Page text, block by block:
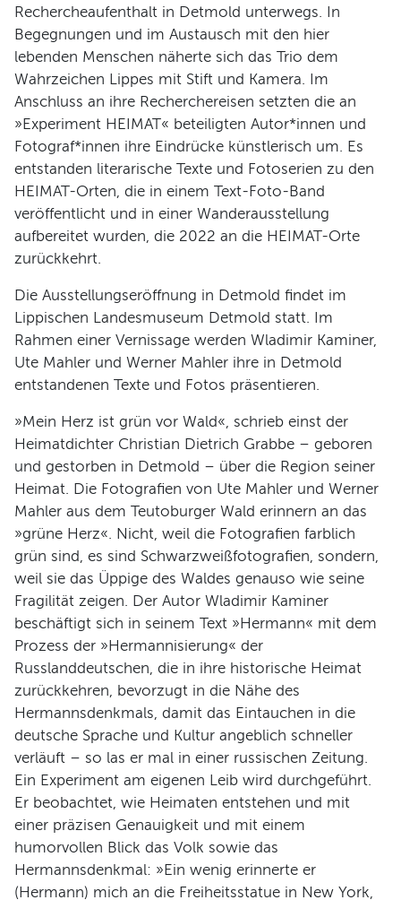
Rechercheaufenthalt in Detmold unterwegs. In
Begegnungen und im Austausch mit den hier
lebenden Menschen näherte sich das Trio dem
Wahrzeichen Lippes mit Stift und Kamera. Im
Anschluss an ihre Recherchereisen setzten die an
»Experiment HEIMAT« beteiligten Autor*innen und
Fotograf*innen ihre Eindrücke künstlerisch um. Es
entstanden literarische Texte und Fotoserien zu den
HEIMAT-Orten, die in einem Text-Foto-Band
veröffentlicht und in einer Wanderausstellung
aufbereitet wurden, die 2022 an die HEIMAT-Orte
zurückkehrt.
Die Ausstellungseröffnung in Detmold findet im
Lippischen Landesmuseum Detmold statt. Im
Rahmen einer Vernissage werden Wladimir Kaminer,
Ute Mahler und Werner Mahler ihre in Detmold
entstandenen Texte und Fotos präsentieren.
»Mein Herz ist grün vor Wald«, schrieb einst der
Heimatdichter Christian Dietrich Grabbe – geboren
und gestorben in Detmold – über die Region seiner
Heimat. Die Fotografien von Ute Mahler und Werner
Mahler aus dem Teutoburger Wald erinnern an das
»grüne Herz«. Nicht, weil die Fotografien farblich
grün sind, es sind Schwarzweißfotografien, sondern,
weil sie das Üppige des Waldes genauso wie seine
Fragilität zeigen. Der Autor Wladimir Kaminer
beschäftigt sich in seinem Text »Hermann« mit dem
Prozess der »Hermannisierung« der
Russlanddeutschen, die in ihre historische Heimat
zurückkehren, bevorzugt in die Nähe des
Hermannsdenkmals, damit das Eintauchen in die
deutsche Sprache und Kultur angeblich schneller
verläuft – so las er mal in einer russischen Zeitung.
Ein Experiment am eigenen Leib wird durchgeführt.
Er beobachtet, wie Heimaten entstehen und mit
einer präzisen Genauigkeit und mit einem
humorvollen Blick das Volk sowie das
Hermannsdenkmal: »Ein wenig erinnerte er
(Hermann) mich an die Freiheitsstatue in New York,